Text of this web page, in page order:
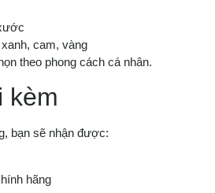
cam, vàng
theo phong cách cá nhân.
kèm
bạn sẽ nhận được:
hãng